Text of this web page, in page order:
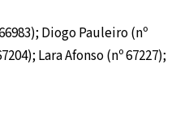
Diogo Pauleiro (nº
Lara Afonso (nº 67227);